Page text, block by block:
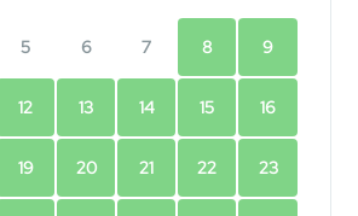
5 6 7 8 9
12 13 14 15 16
19 20 21 22 23